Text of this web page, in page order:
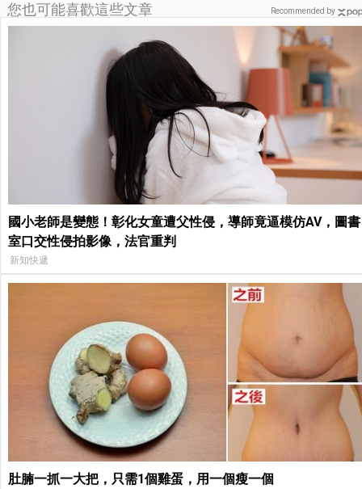
您也可能喜歡這些文章
國小老師是變態！彰化女童遭父性侵，導師竟逼模仿AV，圖書
室口交性侵拍影像，法官重判
新知快遞
肚腩一抓一大把，只需1個雞蛋，用一個瘦一個
Recommended by